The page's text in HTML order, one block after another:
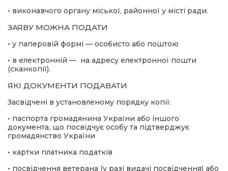
• виконавчого органу міської, районної у місті ради.
ЗАЯВУ МОЖНА ПОДАТИ
• у паперовій формі — особисто або поштою
• в електронній — на адресу електронної пошти
(сканкопії).
ЯКІ ДОКУМЕНТИ ПОДАВАТИ
Засвідчені в установленому порядку копії:
• паспорта громадянина України або іншого
документа, що посвідчує особу та підтверджує
громадянство України
• картки платника податків
• посвідчення ветерана (у разі видачі посвідчення) або